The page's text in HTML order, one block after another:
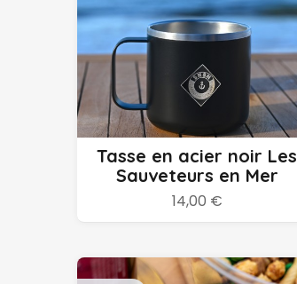
Tasse en acier noir Les
Sauveteurs en Mer
14,00 €